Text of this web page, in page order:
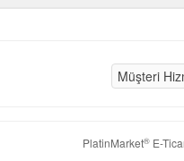
Müşteri
PlatinMarket®E-